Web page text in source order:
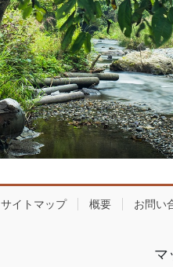
サイトマップ 概要 お問い
マ